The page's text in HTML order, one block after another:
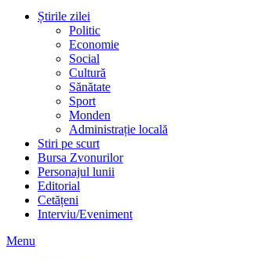
Știrile zilei
Politic
Economie
Social
Cultură
Sănătate
Sport
Monden
Administrație locală
Stiri pe scurt
Bursa Zvonurilor
Personajul lunii
Editorial
Cetățeni
Interviu/Eveniment
Menu